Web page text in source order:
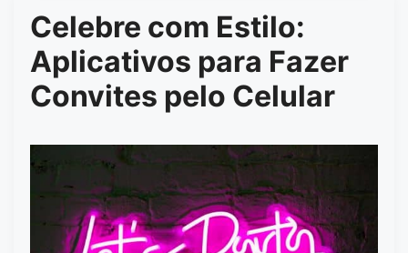
Celebre com Estilo:
Aplicativos para Fazer
Convites pelo Celular